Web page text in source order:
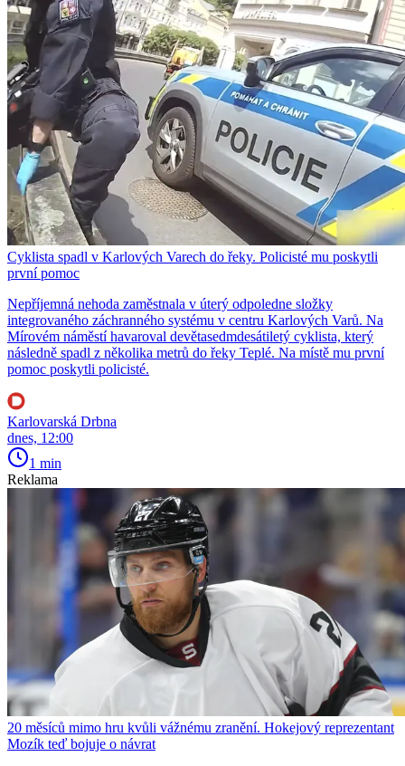
Cyklista spadl v Karlových Varech do řeky. Policisté mu poskytli
první pomoc
Nepříjemná nehoda zaměstnala v úterý odpoledne složky
integrovaného záchranného systému v centru Karlových Varů. Na
Mírovém náměstí havaroval devětasedmdesátiletý cyklista, který
následně spadl z několika metrů do řeky Teplé. Na místě mu první
pomoc poskytli policisté.
Karlovarská Drbna
dnes, 12:00
1 min
Reklama
20 měsíců mimo hru kvůli vážnému zranění. Hokejový reprezentant
Mozík teď bojuje o návrat